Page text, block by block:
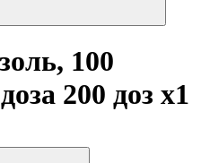
100
200 доз x1